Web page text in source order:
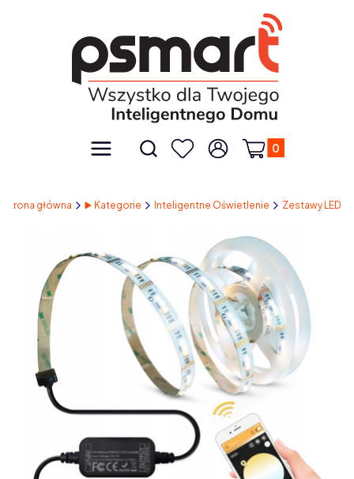
Menu Otwórz wyszukiwarkę
Szukaj UlubioneZaloguj się
Produkty w
Koszyk
Strona główna ▶️ Kategorie Inteligentne Oświetlenie Zestawy LED